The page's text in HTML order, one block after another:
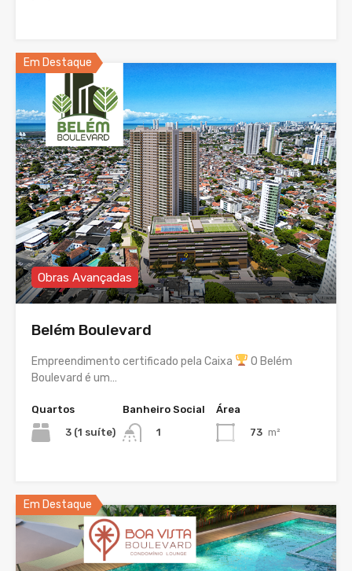
Em Destaque
Obras Avançadas
Belém Boulevard
Empreendimento certificado pela Caixa
O Belém
Boulevard é um…
Quartos
3 (1 suíte)
Banheiro Social
1
Área
73 m²
Em Destaque